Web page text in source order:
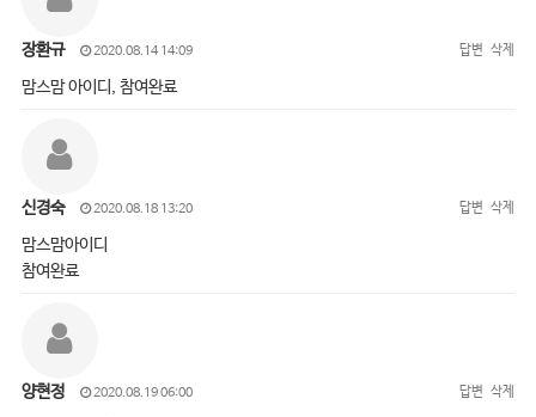
장환규 2020.08.14 14:09 답변 삭제
맘스맘 아이디, 참여완료
신경숙 2020.08.18 13:20 답변 삭제
맘스맘아이디
참여완료
양현정 2020.08.19 06:00 답변 삭제